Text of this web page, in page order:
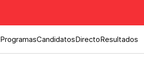
ProgramasCandidatosDirectoResultados